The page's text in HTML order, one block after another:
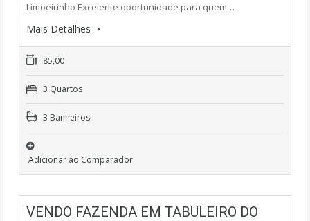
Limoeirinho Excelente oportunidade para quem…
Mais Detalhes
85,00
3 Quartos
3 Banheiros
Adicionar ao Comparador
VENDO FAZENDA EM TABULEIRO DO